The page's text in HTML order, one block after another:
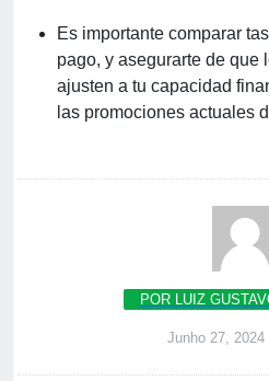
Es importante comparar
pago, y asegurarte de que
ajusten a tu capacidad
las promociones actuales
POR LUIZ
Junho 27, 2024